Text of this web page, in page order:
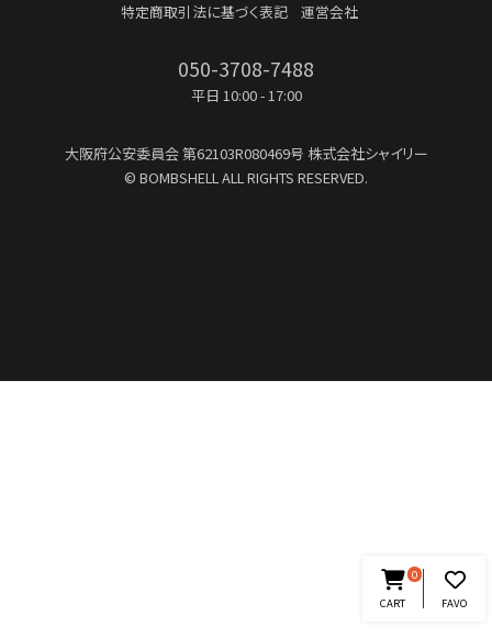
特定商取引法に基づく表記
運営会社
050-3708-7488
平日 10:00 - 17:00
大阪府公安委員会第62103R080469号 株式会社シャイリー
© BOMBSHELL ALL RIGHTS RESERVED.
CART
0
FAVO